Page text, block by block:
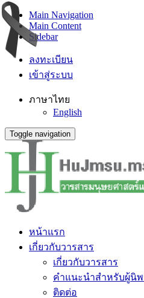
Main Navigation
Main Content
Sidebar
ลงทะเบียน
เข้าสู่ระบบ
ภาษาไทย
English
Toggle navigation
หน้าแรก
เกี่ยวกับวารสาร
เกี่ยวกับวารสาร
คำแนะนำสำหรับผู้นิ
ติดต่อ